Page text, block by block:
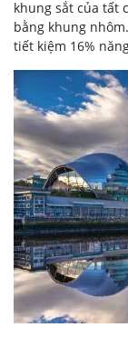
khung sắt của tất
bằng khung
tiết kiệm 16%